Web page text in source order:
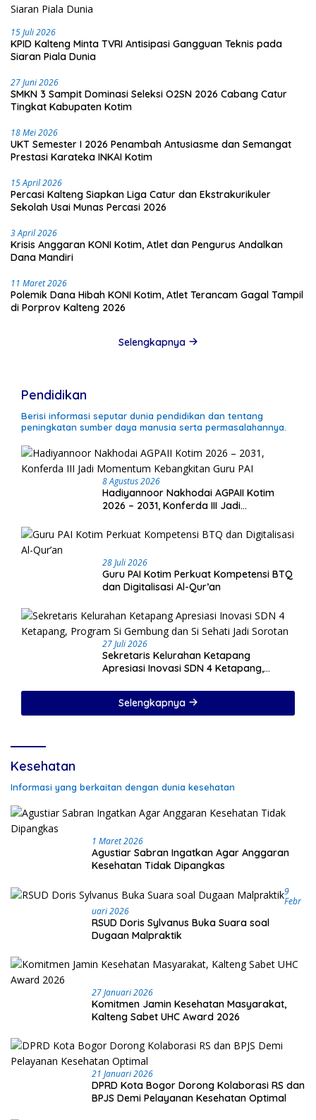
15 Juli 2026
KPID Kalteng Minta TVRI Antisipasi Gangguan Teknis pada
Siaran Piala Dunia
27 Juni 2026
SMKN 3 Sampit Dominasi Seleksi O2SN 2026 Cabang Catur
Tingkat Kabupaten Kotim
18 Mei 2026
UKT Semester I 2026 Penambah Antusiasme dan Semangat
Prestasi Karateka INKAI Kotim
15 April 2026
Percasi Kalteng Siapkan Liga Catur dan Ekstrakurikuler
Sekolah Usai Munas Percasi 2026
3 April 2026
Krisis Anggaran KONI Kotim, Atlet dan Pengurus Andalkan
Dana Mandiri
11 Maret 2026
Polemik Dana Hibah KONI Kotim, Atlet Terancam Gagal Tampil
di Porprov Kalteng 2026
Selengkapnya
Pendidikan
Berisi informasi seputar dunia pendidikan dan tentang
peningkatan sumber daya manusia serta permasalahannya.
8 Agustus 2026
Hadiyannoor Nakhodai AGPAII Kotim
2026 – 2031, Konferda III Jadi
28 Juli 2026
Guru PAI Kotim Perkuat Kompetensi BTQ
dan Digitalisasi Al-Qur’an
27 Juli 2026
Sekretaris Kelurahan Ketapang
Apresiasi Inovasi SDN 4 Ketapang,
Sorotan
Selengkapnya
Kesehatan
Informasi yang berkaitan dengan dunia kesehatan
1 Maret 2026
Agustiar Sabran Ingatkan Agar Anggaran
Kesehatan Tidak Dipangkas
9
Febr
Uari 2026
RSUD Doris Sylvanus Buka Suara soal
Dugaan Malpraktik
27 Januari 2026
Komitmen Jamin Kesehatan Masyarakat,
Kalteng Sabet UHC Award 2026
21 Januari 2026
DPRD Kota Bogor Dorong Kolaborasi RS dan
BPJS Demi Pelayanan Kesehatan Optimal